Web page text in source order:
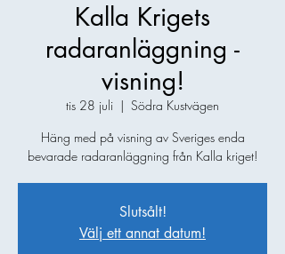
Kalla Krigets
radaranläggning -
visning!
tis 28 juli
  |
Södra Kustvägen
Häng med på visning av Sveriges enda
bevarade radaranläggning från Kalla kriget!
Slutsålt!
Välj ett annat datum!